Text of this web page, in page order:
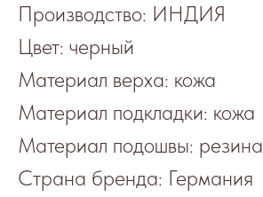
Производство: ИНДИЯ
Цвет: черный
Материал верха: кожа
Материал подкладки: кожа
Материал подошвы: резина
Страна бренда: Германия